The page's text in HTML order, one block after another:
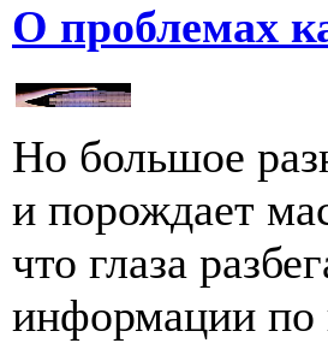
О проблемах
Но большое
и порождает
что глаза
информации по